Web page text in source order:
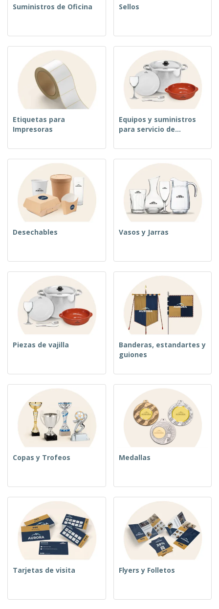
Suministros de Oficina Sellos
Etiquetas para
Impresoras
Equipos y suministros
para servicio de
Desechables Vasos y Jarras
Piezas de vajilla
Banderas, estandartes y
guiones
Copas y Trofeos Medallas
Tarjetas de visita Flyers y Folletos